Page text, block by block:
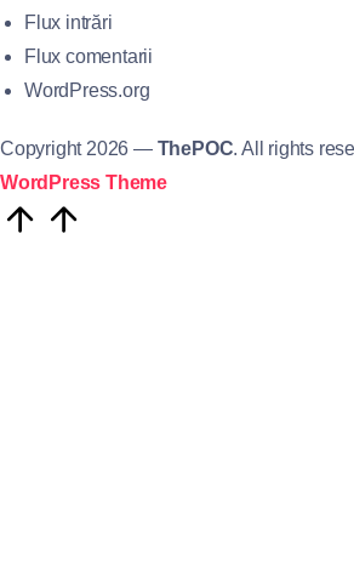
Flux intrări
Flux comentarii
WordPress.org
Copyright 2026 — ThePOC. All rights
WordPress Theme